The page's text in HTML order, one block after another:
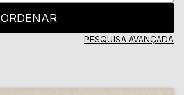
ORDENAR
PESQUISA AVANÇADA